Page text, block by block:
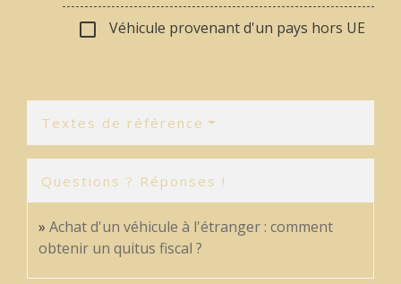
check_box_outline_blank Véhicule provenant d'un pays hors UE
Textes de référence
Questions ? Réponses !
Achat d'un véhicule à l'étranger : comment
obtenir un quitus fiscal ?